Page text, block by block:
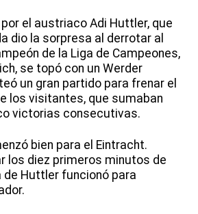
el austriaco Adi Huttler, que
dio la sorpresa al derrotar al
de la Liga de Campeones,
se topó con un Werder
un gran partido para frenar el
los visitantes, que sumaban
victorias consecutivas.
bien para el Eintracht.
los diez primeros minutos de
de Huttler funcionó para